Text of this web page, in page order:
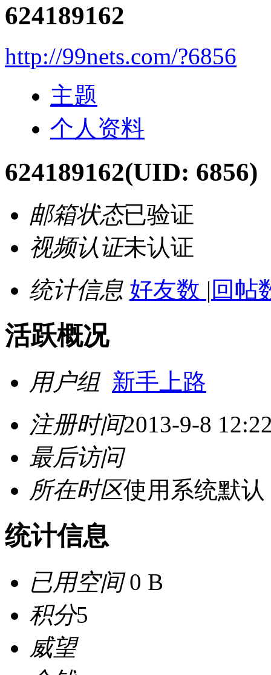
624189162
http://99nets.com/?6856
主题
个人资料
624189162(UID: 6856)
邮箱状态已验证
视频认证未认证
统计信息 好友数 | 回帖
活跃概况
用户组 新手上路
注册时间2013-9-8
最后访问
所在时区使用系统默认
统计信息
已用空间0 B
积分5
威望